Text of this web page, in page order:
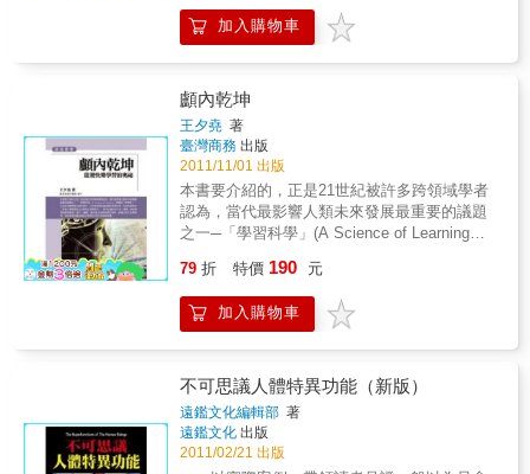
面？你是否好奇自己身體的構造，但覺得兒童
版的人體百科不夠專業？你是否喜歡看
目，折服於人體的奧妙與醫師的神技？如果是
這樣，那你一定會喜歡這本書。假使你還不確
定的話，請試著回答以下的幾個問題：你的肝
臟在左邊還是右邊？你的肺葉有幾片？你有幾
根肋骨？你身上最強健的肌腱是什麼？你的嗅
覺在幾歲的時候最強？如果你答不出這幾個問
題，就表示，你的健康教育知識要加把勁了！
你可知道人體終生心跳次數達兩十億次，腦部
每日活動次數高達一兆次，眼睛可在強烈陽光
你可知道耳朵可聽到超過四十萬種聲音，鼻子
可以分辨一萬多種味道，手部是最精巧的工
具，腿部跟手臂是最有用的運動傳輸工具？你
可知道身體面對傷害有自我修復的能力，具有
抵抗外來微生物侵犯的能力及對於疾病發出警
告的能力？從皮膚到骨髓，從頭髮到腳跟，
《3D人體大透視》為我們帶來一場充滿知識性
的人體視覺饗宴。超過350張精美的3D解剖繪
加入購物車
顱內乾坤
王夕堯 著
臺灣商務 出版
2011/11/01 出版
本書要介紹的，正是21世紀被許多跨領域學者
認為，當代最影響人類未來發展最重要的議題
之一─「學習科學」(A Science of Learning或
討。這本書以科普角度談論有關於學習科學，
並特別聚焦於「影響人類學習能力之神經生理
學因子」，書中討論的例子有：情緒、神經傳
略的神經生理學因子對於學習的影響。
79 折 特價 190 元
加入購物車
不可思議人體特異功能（新版）
遠鑑文化編輯部 著
遠鑑文化 出版
2011/02/21 出版